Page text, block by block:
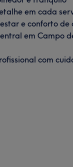
em cada
e conforto
em Campo
com